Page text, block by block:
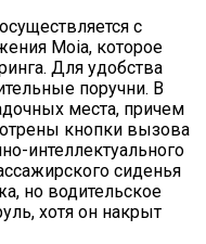
с
Moia, которое
Для удобства
поручни. В
места, причем
кнопки вызова
интеллектуального
сиденья
но водительское
хотя он накрыт